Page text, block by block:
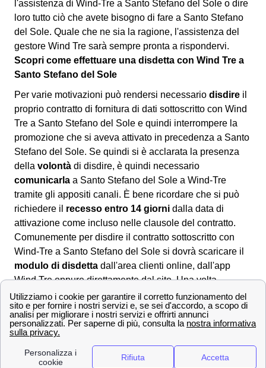
l'assistenza di Wind-Tre a Santo Stefano del Sole o dire
loro tutto ciò che avete bisogno di fare a Santo Stefano
del Sole. Quale che ne sia la ragione, l'assistenza del
gestore Wind Tre sarà sempre pronta a rispondervi.
Scopri come effettuare una disdetta con Wind Tre a
Santo Stefano del Sole
Per varie motivazioni può rendersi necessario disdire il
proprio contratto di fornitura di dati sottoscritto con Wind
Tre a Santo Stefano del Sole e quindi interrompere la
promozione che si aveva attivato in precedenza a Santo
Stefano del Sole. Se quindi si è acclarata la presenza
della volontà di disdire, è quindi necessario
comunicarla a Santo Stefano del Sole a Wind-Tre
tramite gli appositi canali. È bene ricordare che si può
richiedere il recesso entro 14 giorni dalla data di
attivazione come incluso nelle clausole del contratto.
Comunemente per disdire il contratto sottoscritto con
Wind-Tre a Santo Stefano del Sole si dovrà scaricare il
modulo di disdetta dall'area clienti online, dall'app
Wind Tre oppure direttamente dal sito. Una volta
compilatolo si potrà:
📧 Inviarlo via PEC all'indirizzo apposito:
[email protected]
✉Spedirlo con una raccomandata A/R
indirizzata a WIND Tre S.p.A. CD MILANO